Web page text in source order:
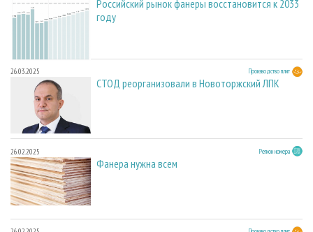
Российский рынок фанеры восстановится к 2033
году
26.03.2025 Производство плит
СТОД реорганизовали в Новоторжский ЛПК
26.02.2025 Регион номера
Фанера нужна всем